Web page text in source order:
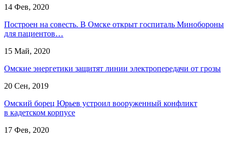
14 Фев, 2020
Построен на совесть. В Омске открыт госпиталь Минобороны
для пациентов…
15 Май, 2020
Омские энергетики защитят линии электропередачи от грозы
20 Сен, 2019
Омский борец Юрьев устроил вооруженный конфликт
в кадетском корпусе
17 Фев, 2020